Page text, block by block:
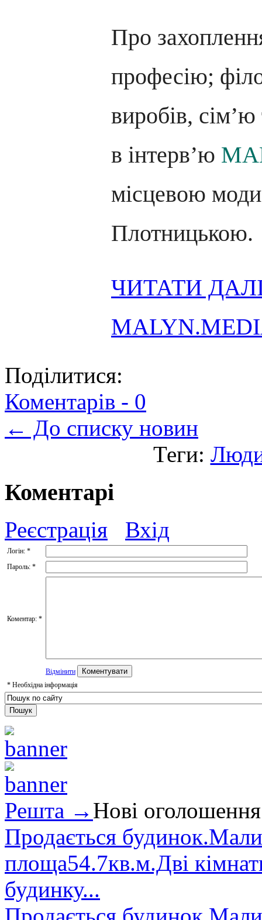
Про
професію;
виробів,
в інтерв’ю
місцевою
Плотницькою.
ЧИТАТИ
Поділитися:
Коментарів - 0
← До списку новин
Теги:
Коментарі
Реєстрація Вхід
Логін: *
Пароль: *
Коментар: *
Відмінити
* Необхідна інформація
Решта → Нові оголошення
Продається
площа54.7кв.м.Дві
будинку...